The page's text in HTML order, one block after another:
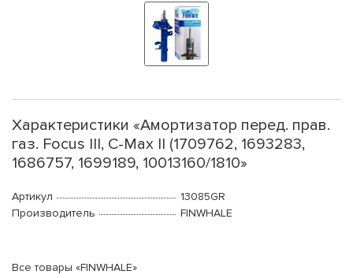
Характеристики «Амортизатор перед. прав.
газ. Focus III, C-Max II (1709762, 1693283,
1686757, 1699189, 10013160/1810»
Артикул
13085GR
Производитель
FINWHALE
Все товары «FINWHALE»